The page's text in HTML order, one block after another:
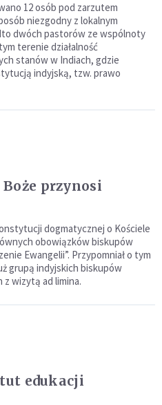
12 osób pod zarzutem
niezgodny z lokalnym
dwóch pastorów ze wspólnoty
terenie działalność
stanów w Indiach, gdzie
indyjską, tzw. prawo
Boże przynosi
dogmatycznej o Kościele
obowiązków biskupów
Ewangelii”. Przypomniał o tym
grupą indyjskich biskupów
z wizytą ad limina.
edukacji